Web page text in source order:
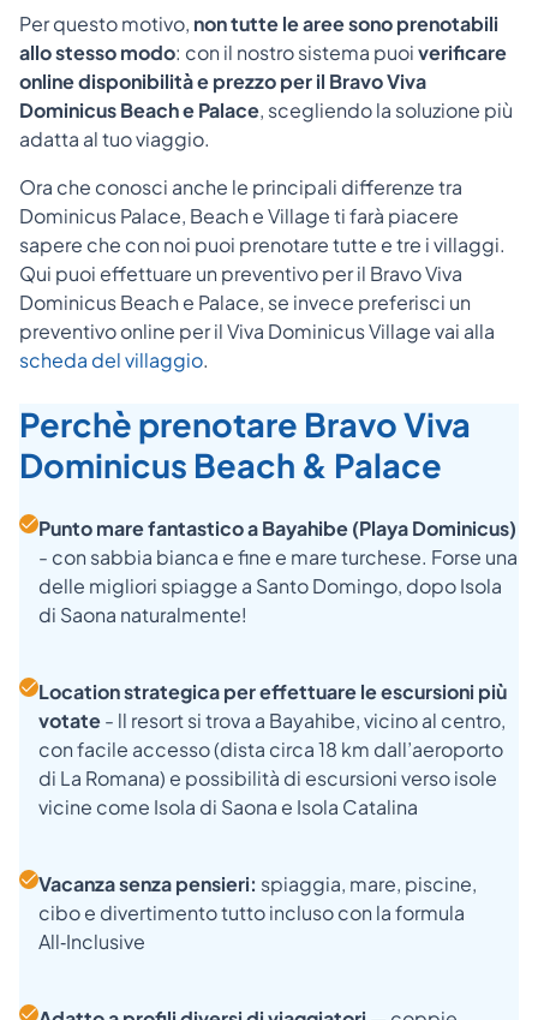
Per questo motivo, non tutte le aree sono prenotabili
allo stesso modo: con il nostro sistema puoiverificare
online disponibilità e prezzo per il Bravo Viva
Dominicus Beach e Palace, scegliendo la soluzione più
adatta al tuo viaggio.
Ora che conosci anche le principali differenze tra
Dominicus Palace, Beach e Village ti farà piacere
sapere che con noi puoi prenotare tutte e tre i villaggi.
Qui puoi effettuare un preventivo per il Bravo Viva
Dominicus Beach e Palace, se invece preferisci un
preventivo online per il Viva Dominicus Village vai alla
scheda del villaggio.
Perchè prenotare Bravo Viva
Dominicus Beach & Palace
Punto mare fantastico a Bayahibe (Playa Dominicus)
- con sabbia bianca e fine e mare turchese. Forse una
delle migliori spiagge a Santo Domingo, dopo Isola
di Saona naturalmente!
Location strategica per effettuare le escursioni più
votate- ll resort si trova a Bayahibe, vicino al centro,
con facile accesso (dista circa 18 km dall’aeroporto
di La Romana) e possibilità di escursioni verso isole
vicine come Isola di Saona e Isola Catalina
Vacanza senza pensieri: spiaggia, mare, piscine,
cibo e divertimento tutto incluso con la formula
All‑Inclusive